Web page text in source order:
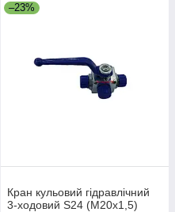
–23%
Кран кульовий гідравлічний
3-ходовий S24 (М20х1,5)